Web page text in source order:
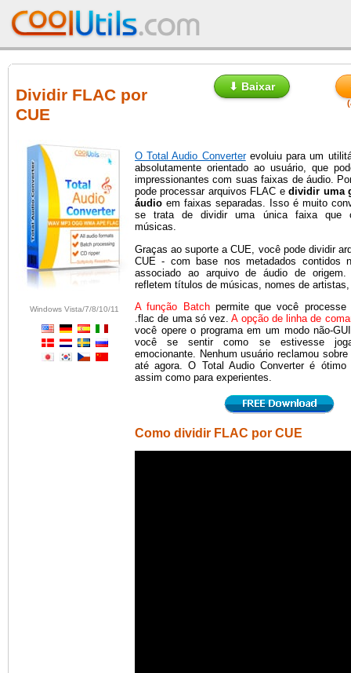
Dividir FLAC por
CUE
⬇ Baixar
Windows Vista/7/8/10/11
O Total Audio Converterevoluiu para um
absolutamente orientado ao usuário, que
impressionantes com suas faixas de áudio.
pode processar arquivos FLAC edividir uma
áudio em faixas separadas. Isso é muito
se trata de dividir uma única faixa que
músicas.
Graças ao suporte a CUE, você pode dividir
CUE - com base nos metadados contidos
associado ao arquivo de áudio de origem.
refletem títulos de músicas, nomes de
A função Batchpermite que você processe
.flac de uma só vez.A opção de linha de
você opere o programa em um modo não-
você se sentir como se estivesse
emocionante. Nenhum usuário reclamou
até agora. O Total Audio Converter é ótimo
assim como para experientes.
Como dividir FLAC por CUE